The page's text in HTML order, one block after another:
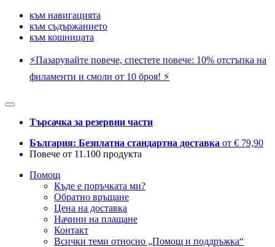
към навигацията
към съдържанието
към кошницата
⚡️Пазарувайте повече, спестете повече: 10% отстъпка на
филаменти и смоли от 10 броя! ⚡️
Търсачка за резервни части
България: Безплатна стандартна доставка от € 79,90
Повече от 11.100 продукта
Помощ
Къде е поръчката ми?
Обратно връщане
Цена на доставка
Начини на плащане
Контакт
Всички теми относно „Помощ и поддръжка“